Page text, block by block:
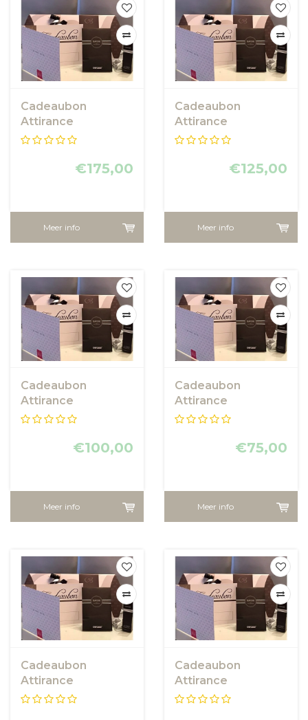
Cadeaubon
Attirance
€175,00
Meer info
Cadeaubon
Attirance
€125,00
Meer info
Cadeaubon
Attirance
€100,00
Meer info
Cadeaubon
Attirance
€75,00
Meer info
Cadeaubon
Attirance
Cadeaubon
Attirance